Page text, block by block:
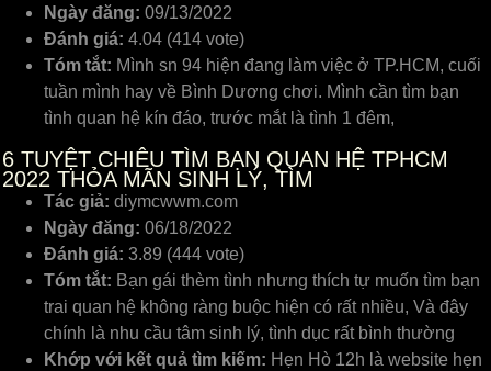
Ngày đăng: 09/13/2022
Đánh giá: 4.04 (414 vote)
Tóm tắt: Mình sn 94 hiện đang làm việc ở TP.HCM, cuối
tuần mình hay về Bình Dương chơi. Mình cần tìm bạn
tình quan hệ kín đáo, trước mắt là tình 1 đêm,
6 TUYỆT CHIÊU TÌM BẠN QUAN HỆ TPHCM
2022 THỎA MÃN SINH LÝ, TÌM
Tác giả: diymcwwm.com
Ngày đăng: 06/18/2022
Đánh giá: 3.89 (444 vote)
Tóm tắt: Bạn gái thèm tình nhưng thích tự muốn tìm bạn
trai quan hệ không ràng buộc hiện có rất nhiều, Và đây
chính là nhu cầu tâm sinh lý, tình dục rất bình thường
Khớp với kết quả tìm kiếm: Hẹn Hò 12h là website hẹn